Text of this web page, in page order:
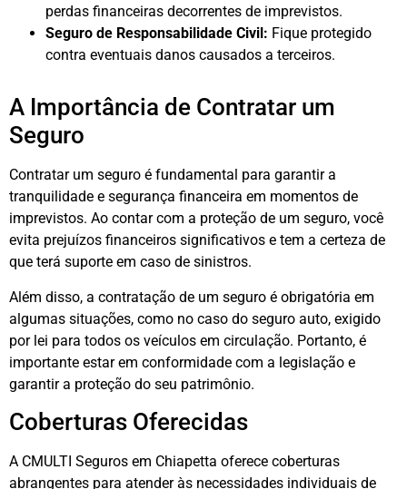
perdas financeiras decorrentes de imprevistos.
Seguro de Responsabilidade Civil: Fique protegido
contra eventuais danos causados a terceiros.
A Importância de Contratar um
Seguro
Contratar um seguro é fundamental para garantir a
tranquilidade e segurança financeira em momentos de
imprevistos. Ao contar com a proteção de um seguro, você
evita prejuízos financeiros significativos e tem a certeza de
que terá suporte em caso de sinistros.
Além disso, a contratação de um seguro é obrigatória em
algumas situações, como no caso do seguro auto, exigido
por lei para todos os veículos em circulação. Portanto, é
importante estar em conformidade com a legislação e
garantir a proteção do seu patrimônio.
Coberturas Oferecidas
A CMULTI Seguros em Chiapetta oferece coberturas
abrangentes para atender às necessidades individuais de